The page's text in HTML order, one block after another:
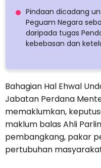
Pindaan dicadang
Peguam Negara
daripada tugas
kebebasan dan
Bahagian Hal Ehwal
Jabatan Perdana
memaklumkan,
maklum balas Ahli
pembangkang, pakar
pertubuhan